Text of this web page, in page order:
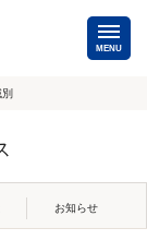
MENU
レンタル
お知らせ